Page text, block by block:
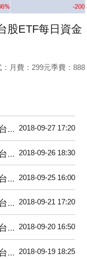
股ETF每日資金
月費：299元季費：888
2018-09-27 17:20
2018-09-26 18:30
2018-09-25 16:00
2018-09-21 17:20
2018-09-20 16:50
2018-09-19 18:25